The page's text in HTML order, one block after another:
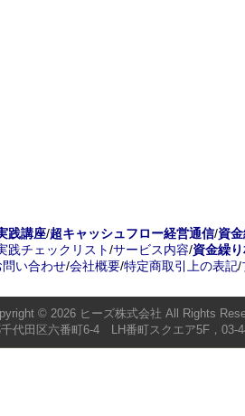
践講座/超キャッシュフロー経営通信/資
践チェックリスト/サービス内容/資金繰
問い合わせ/会社概要/特定商取引上の表記/
© 2026 ヒーズ株式会社 All Rights
代田区六番町6-4 LH番町スクエア5F，03-